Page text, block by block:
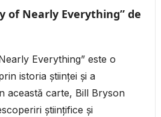
of Nearly Everything” de
Everything” este o
istoria științei și a
această carte, Bill Bryson
științifice și